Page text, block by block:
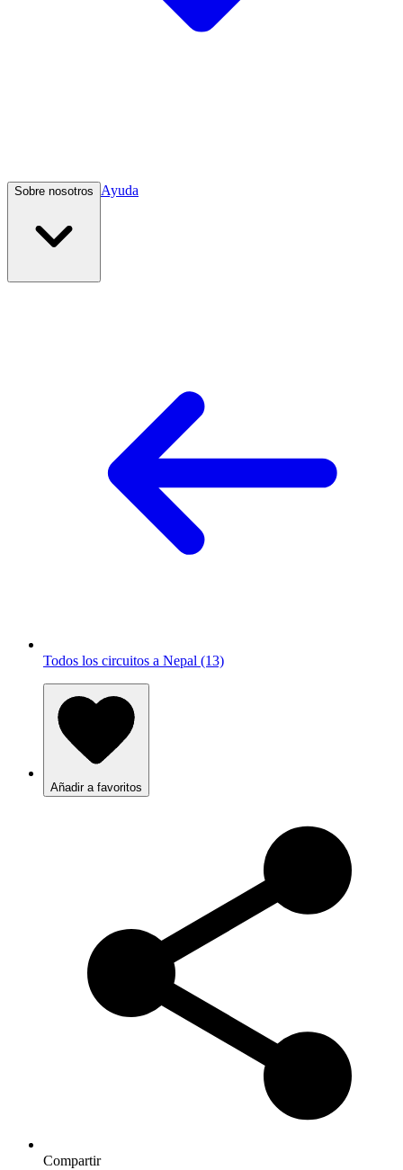
Sobre nosotros Ayuda
Todos los circuitos a Nepal (13)
Añadir a favoritos
Compartir